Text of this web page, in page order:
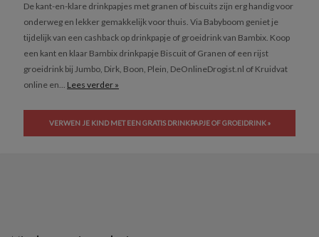
De kant-en-klare drinkpapjes met granen of biscuits zijn erg handig voor
onderweg en lekker gemakkelijk voor thuis. Via Babyboom geniet je
tijdelijk van een cashback op drinkpapje of groeidrink van Bambix. Koop
een kant en klaar Bambix drinkpapje Biscuit of Granen of een rijst
groeidrink bij Jumbo, Dirk, Boon, Plein, DeOnlineDrogist.nl of Kruidvat
online en... Lees verder »
VERWEN JE KIND MET EEN GRATIS DRINKPAPJE OF GROEIDRINK »